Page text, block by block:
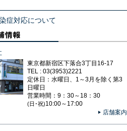
症対応について
東京都新宿区下落合3丁目16-17
TEL : 03(3953)2221
定休日：水曜日、1～3月を除く第3
日曜日
営業時間：9：30～18：30
(日･祝)10:00～17:00
店舗案内